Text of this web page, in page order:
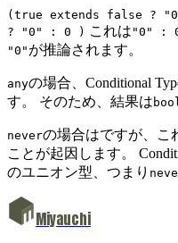
(true extends false ?
? "0" : 0 ) これは "0" :
"0" が推論されます。
anyの場合、Conditional
す。 そのため、結果は
neverの場合はですが、こ
ことが起因します。
のユニオン型、つまり
Miyauchi